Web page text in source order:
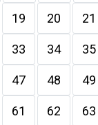
19 20 21
33 34 35
47 48 49
61 62 63